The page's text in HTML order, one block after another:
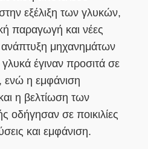
εξέλιξη των γλυκών,
παραγωγή και νέες
ανάπτυξη μηχανημάτων
έγιναν προσιτά σε
ενώ η εμφάνιση
η βελτίωση των
οδήγησαν σε ποικιλίες
και εμφάνιση.